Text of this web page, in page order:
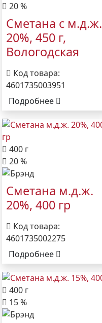
20 %
Сметана с м.д.ж.
20%, 450 г,
Вологодская
Код товара:
4601735003951
Подробнее
400 г
20 %
Сметана м.д.ж.
20%, 400 гр
Код товара:
4601735002275
Подробнее
400 г
15 %